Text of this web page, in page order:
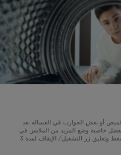
أو بعض الجوارب في الغسالة بعد
خاصية وضع المزيد من الملابس في
الغسالة بكل بساطة. ما عليك سوى الضغط وتعليق زر التشغيل/ الإيقاف لمدة 3